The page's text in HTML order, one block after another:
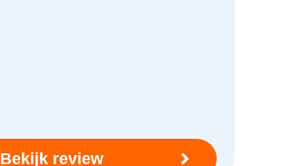
Bekijk review